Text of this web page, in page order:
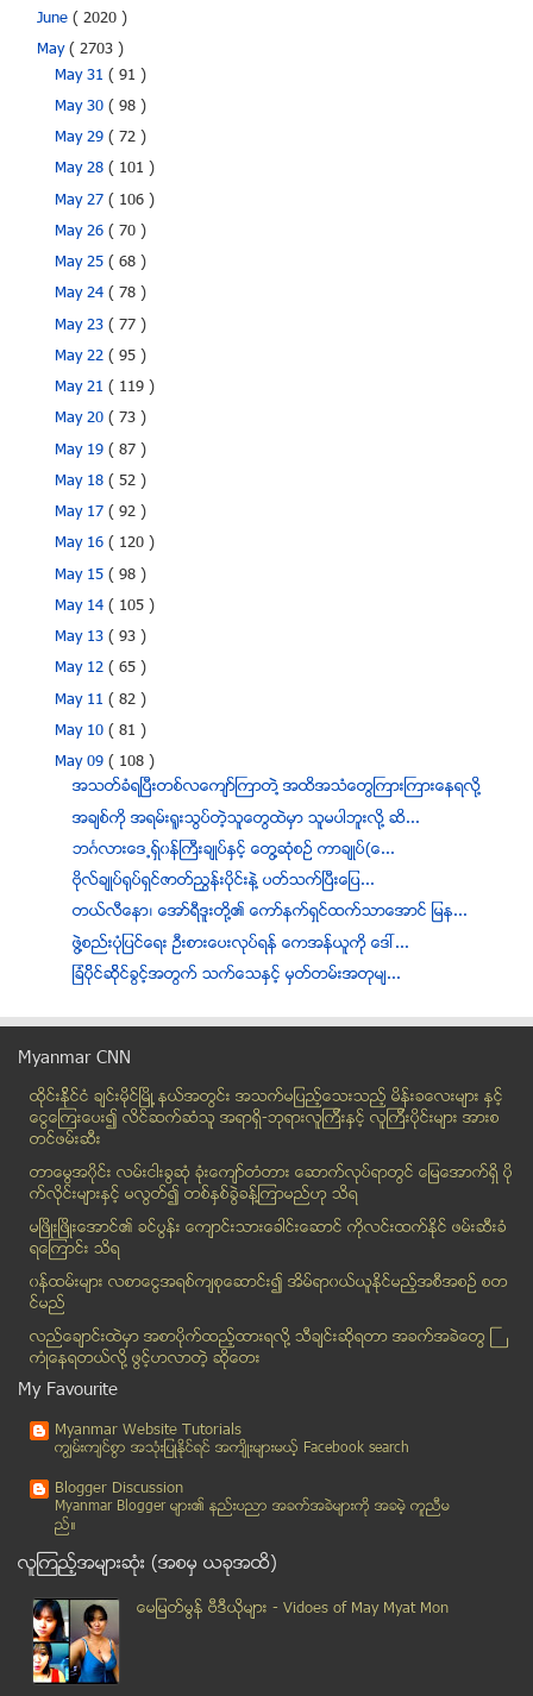
June ( 2020 )
May( 2703 )
May 31( 91 )
May 30( 98 )
May 29( 72 )
May 28( 101 )
May 27( 106 )
May 26( 70 )
May 25( 68 )
May 24( 78 )
May 23( 77 )
May 22( 95 )
May 21( 119 )
May 20( 73 )
May 19( 87 )
May 18( 52 )
May 17( 92 )
May 16( 120 )
May 15( 98 )
May 14( 105 )
May 13( 93 )
May 12( 65 )
May 11( 82 )
May 10( 81 )
May 09( 108 )
အသတ္ခံရၿပီးတစ္လေက်ာ္ႀကာတဲ႔ အထိအသံေတြႀကားႀကားေနရလို႔
အခ်စ္ကို အရမ္းရူးသြပ္တဲ့သူေတြထဲမွာ သူမပါဘူးလုိ႔ ဆိ...
ဘဂၤလားေဒ႕ရွ္၀န္ႀကီးခ်ဳပ္ႏွင့္ ေတြ႔ဆံုစဥ္ ကာခ်ဳပ္(ေ...
ဗိုလ္ခ်ဳပ္႐ုပ္ရွင္ဇာတ္ၫႊန္းပိုင္းနဲ႔ ပတ္သက္ၿပီးေျပ...
တယ္လီေနာ၊ ေအာ္ရီဒူးတို႔၏ ေကာ္နက္ရွင္ထက္သာေအာင္ ျမန...
ဖြဲ႔စည္းပံုျပင္ေရး ဦးစားေပးလုပ္ရန္ ေကအန္ယူကုိ ေဒၚ...
ျခံပို္င္ဆို္င္ခြင့္အတြက္ သက္ေသႏွင့္ မွတ္တမ္းအတုမ်...
ရခိုင္ျပည္နယ္တ၀န္း မီးထိန္ထိန္လင္းေတာ့မည္
ျမန္မာႏိုင္ငံတြင္ Western Union မွ ေငြလႊဲေအးဂ်င့္ေ...
PepsiCo ေစ်းကြက္ျမႇင့္တင္ရန္ စက္႐ုံမ်ား တုိးခ်ဲ႕မည္
ဂ်ပန္ႏိုင္ငံ၊ တိုက်ိဳဖက္ရွင္ရွိဳးပြဲမွာ ေမာ္ဒယ္ေတြ...
ဆိုရွယ္နက္ခ္၀က္ေပၚမွာ စိတ္ပ်က္စရာအေကာင္းဆံုးလို႔ သ...
တန္ဖိုး အလယ္ အလတ္ပိုင္းေတြ ပိုသြက္လက္ႏိုင္တဲ့ အိမ္...
လူသားစား ညီအစ္ကိုက ေထာင္က ေကၽြးသည့္ အစားအစာမ်ားကို...
ပုလဲ - ဂန္႔ေဂါလမ္း ကားေမွာက္ တစ္ဦးေသ ၊ (၂၃) ဦးဒဏ...
သြားၾကမလားကြဲ႕ ခုနစ္မုိင္စခန္းဆီ
ျမန္မာ့ သစ္အလံုးလိုက္တင္ပုိ႔မႈ ၃ လ ခန္႔ ခြင့္ျပဳေပ...
ပူေဇာ္ျခင္းသည္ လာဘ္တစ္ပါး
ဒီလိုလူငယ္ေလးေတြ အမ်ားၾကီးလိုပါတယ္
ေရြးေကာက္ပြဲ ကာလ မဲဆြယ္ခြင့္ NLD ေမးျမန္းမႈကုိ ေကာ...
ပြဲလန့္တုန္း ဖ်ာခင္းသြားတဲ့ ျပည္ခုိင္ၿဖိဳး ပါတီဟု ...
ျမတ္ေသာေမာင္ နဲ႔ အဆင္ေျပမယ့္ သူကို လက္တြဲဖုိ႔ စဥ္း...
မန္ခ်က္စတာ ယူႏုိက္တက္အသင္း၏ တန္ေၾကး က်ဆင္းသြား
Myanmar CNN
ထိုင္းနို္င္ငံ ခ်င္းမိုင္ျမိဳ ့နယ္အတြင္း အသက္မျပည့္ေသးသည့္ မိန္းခေလးမ်ား နွင့္
ေငြေၾကးေပး၍ လိင္ဆက္ဆံသူ အရာရွိ-ဘုရားလူၾကီးနွင့္ လူၾကီးပိုင္းမ်ား အားစ
တင္ဖမ္းဆီး
တာေမြအ၀ိုင္း လမ္းငါးခြဆံု ခံုးေက်ာ္တံတား ေဆာက္လုပ္ရာတြင္ ေျမေအာက္ရွိ ပို
က္လိုင္းမ်ားႏွင့္ မလြတ္၍ တစ္ႏွစ္ခြဲခန္႔ၾကာမည္ဟု သိရ
မၿဖိဳးၿဖိဳးေအာင္၏ ခင္ပြန္း ေက်ာင္းသားေခါင္းေဆာင္ ကိုလင္းထက္ႏိုင္ ဖမ္းဆီးခံ
ရေၾကာင္း သိရ
၀န္ထမ္းမ်ား လစာေငြအရစ္က်စုေဆာင္း၍ အိမ္ရာ၀ယ္ယူႏုိင္မည့္အစီအစဥ္ စတ
င္မည္
လည္ေခ်ာင္းထဲမွာ အစာပိုက္ထည့္ထားရလုိ႔ သီခ်င္းဆုိရတာ အခက္အခဲေတြ ႀ
ကံဳေနရတယ္လို႔ ဖြင့္ဟလာတဲ့ ဆုိေတး
My Favourite
Myanmar Website Tutorials
ကၽြမ္းက်င္စြာ အသုံးျပဳႏုိင္ရင္ အက်ိဳးမ်ားမယ့္ Facebook search
Blogger Discussion
Myanmar Blogger မ်ား၏ နည္းပညာ အခက္အခဲမ်ားကုိ အခမဲ့ ကူညီမ
ည္။
လူၾကည့္အမ်ားဆုံး (အစမွ ယခုအထိ)
ေမျမတ္မြန္ ဗီဒီယုိမ်ား - Vidoes of May Myat Mon